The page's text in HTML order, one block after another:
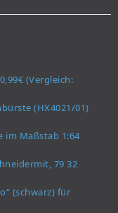
(Vergleich:
(HX4021/01)
im Maßstab 1:64
79 32
(schwarz) für